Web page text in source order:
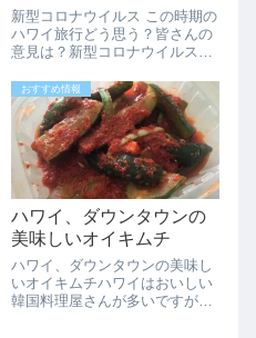
新型コロナウイルス この時期の
ハワイ旅行どう思う？皆さんの
意見は？新型コロナウイルスの
悩まれている方も多いと思いま
す。ハワイでは新型コロナウイ
ルスの影響によるイベントの中
止などのニュースが連日報道さ
れています。そ...
おすすめ情報
ハワイ、ダウンタウンの
美味しいオイキムチ
ハワイ、ダウンタウンの美味し
いオイキムチハワイはおいしい
韓国料理屋さんが多いですが、